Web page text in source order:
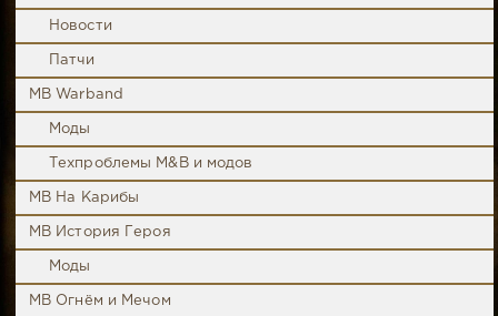
Новости
Патчи
MB Warband
Моды
Техпроблемы M&B и модов
MB На Карибы
MB История Героя
Моды
MB Огнём и Мечом